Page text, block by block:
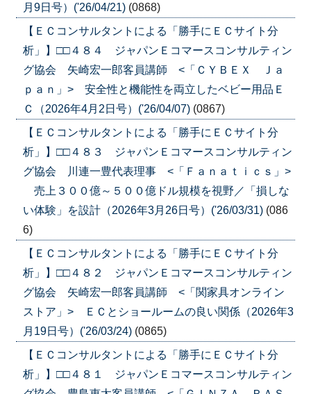
月9日号）('26/04/21) (0868)
【ＥＣコンサルタントによる「勝手にＥＣサイト分
析」】□□４８４ ジャパンＥコマースコンサルティン
グ協会 矢崎宏一郎客員講師 <「ＣＹＢＥＸ Ｊａ
ｐａｎ」> 安全性と機能性を両立したベビー用品Ｅ
Ｃ（2026年4月2日号）('26/04/07) (0867)
【ＥＣコンサルタントによる「勝手にＥＣサイト分
析」】□□４８３ ジャパンＥコマースコンサルティン
グ協会 川連一豊代表理事 <「Ｆａｎａｔｉｃｓ」>
売上３００億～５００億ドル規模を視野／「損しな
い体験」を設計（2026年3月26日号）('26/03/31) (086
6)
【ＥＣコンサルタントによる「勝手にＥＣサイト分
析」】□□４８２ ジャパンＥコマースコンサルティン
グ協会 矢崎宏一郎客員講師 <「関家具オンライン
ストア」> ＥＣとショールームの良い関係（2026年3
月19日号）('26/03/24) (0865)
【ＥＣコンサルタントによる「勝手にＥＣサイト分
析」】□□４８１ ジャパンＥコマースコンサルティン